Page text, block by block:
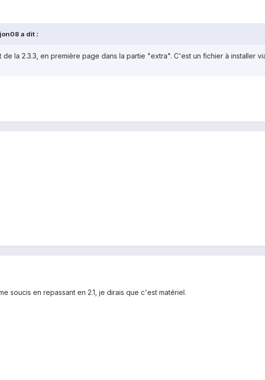
a dit :
de la 2.3.3, en première page dans la partie "extra". C'est un fichier à installer
soucis en repassant en 2.1, je dirais que c'est matériel.